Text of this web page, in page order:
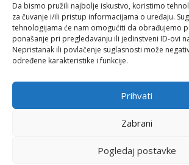
Da bismo pružili najbolje iskustvo, koristimo
za čuvanje i/ili pristup informacijama o uređaju.
tehnologijama će nam omogućiti da obrađujemo
ponašanje pri pregledavanju ili jedinstveni ID-ovi
Nepristanak ili povlačenje suglasnosti može
određene karakteristike i funkcije.
Prihvati
Zabrani
Pogledaj postavke
Email: rimeteoATyahoo.com
Politika privatnosti